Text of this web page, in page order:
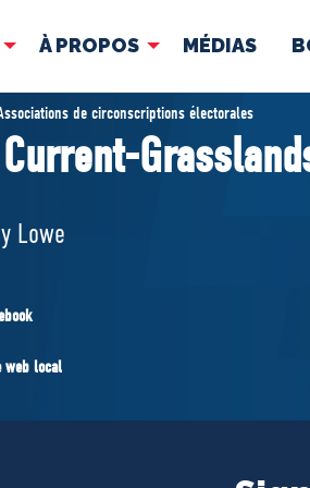
À PROPOS MÉDIAS
fantôme
À
de circonscriptions électorales
Lowe
web local